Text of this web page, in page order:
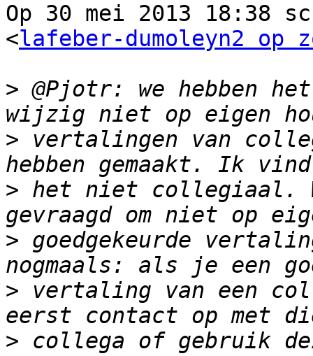
Op 30 mei 2013 18:38
<lafeber-dumoleyn2 op
> @Pjotr: we hebben
> vertalingen van
> het niet collegiaal.
> goedgekeurde
> vertaling van een
> collega of gebruik